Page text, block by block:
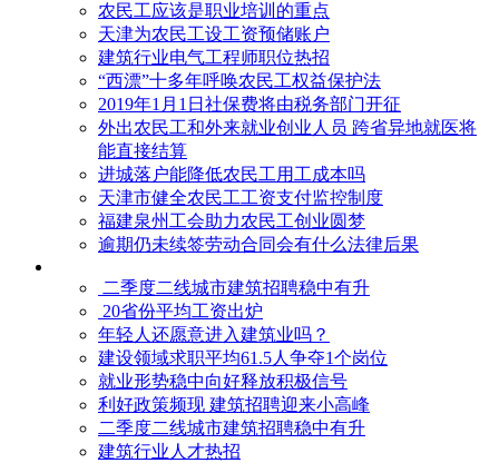
农民工应该是职业培训的重点
天津为农民工设工资预储账户
建筑行业电气工程师职位热招
“西漂”十多年呼唤农民工权益保护法
2019年1月1日社保费将由税务部门开征
外出农民工和外来就业创业人员 跨省异地就医将
能直接结算
进城落户能降低农民工用工成本吗
天津市健全农民工工资支付监控制度
福建泉州工会助力农民工创业圆梦
逾期仍未续签劳动合同会有什么法律后果
二季度二线城市建筑招聘稳中有升
20省份平均工资出炉
年轻人还愿意进入建筑业吗？
建设领域求职平均61.5人争夺1个岗位
就业形势稳中向好释放积极信号
利好政策频现 建筑招聘迎来小高峰
二季度二线城市建筑招聘稳中有升
建筑行业人才热招